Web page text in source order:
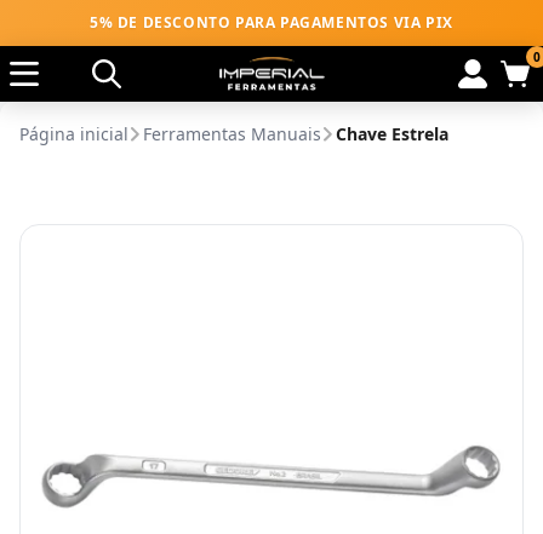
5% DE DESCONTO PARA PAGAMENTOS VIA PIX
0
Página inicial Ferramentas Manuais Chave Estrela